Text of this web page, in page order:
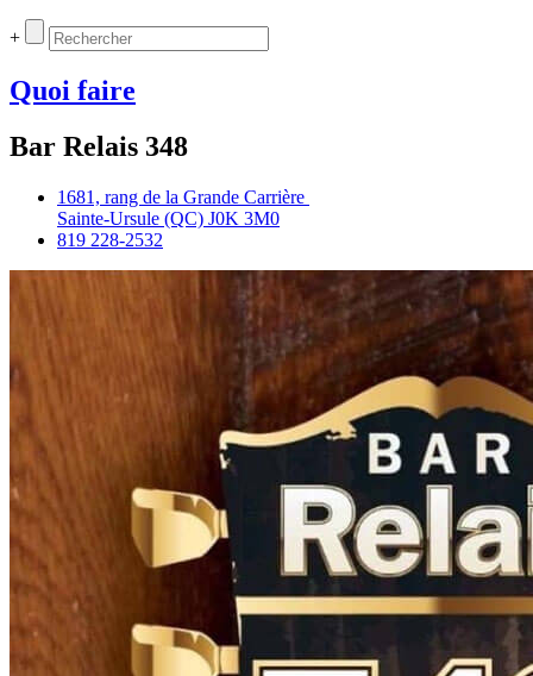
+
Quoi faire
Bar Relais 348
1681, rang de la Grande Carrière
Sainte‑Ursule (QC) J0K 3M0
819 228‑2532